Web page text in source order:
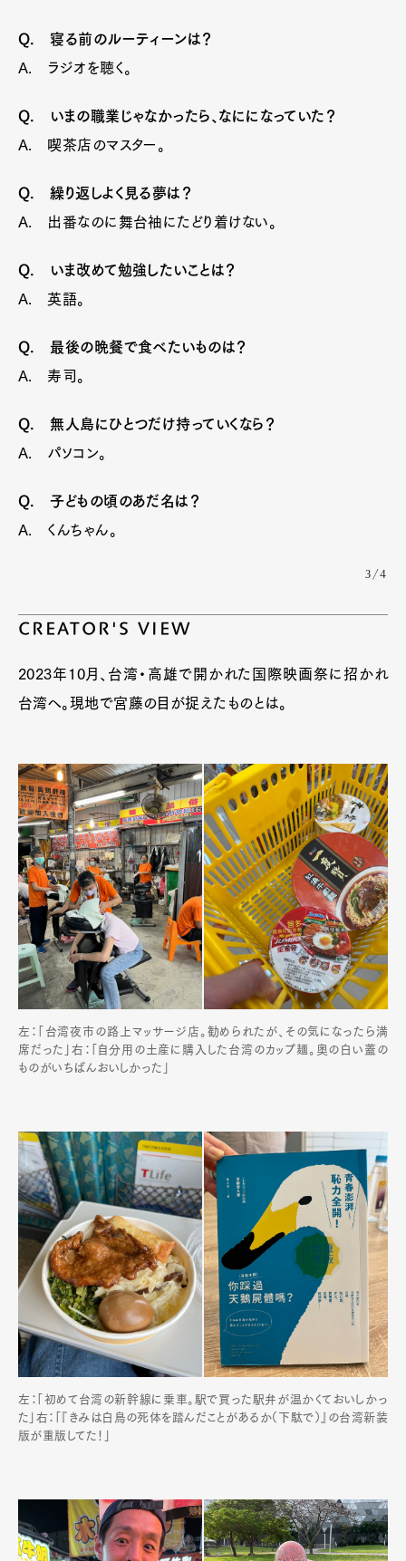
Art&DesignWatch Fashion
Q. 寝る前のルーティーンは？
A. ラジオを聴く。
Q. いまの職業じゃなかったら、なにになっていた？
A. 喫茶店のマスター。
Q. 繰り返しよく見る夢は？
A. 出番なのに舞台袖にたどり着けない。
Q. いま改めて勉強したいことは？
A. 英語。
Q. 最後の晩餐で食べたいものは？
A. 寿司。
Q. 無人島にひとつだけ持っていくなら？
A. パソコン。
Q. 子どもの頃のあだ名は？
A. くんちゃん。
3/4
CREATOR'S VIEW
2023年10月、台湾・高雄で開かれた国際映画祭に招かれ
台湾へ。現地で宮藤の目が捉えたものとは。
左：「台湾夜市の路上マッサージ店。勧められたが、その気になったら満
席だった」右：「自分用の土産に購入した台湾のカップ麺。奥の白い蓋の
ものがいちばんおいしかった」
左：「初めて台湾の新幹線に乗車。駅で買った駅弁が温かくておいしかっ
た」右：「『きみは白鳥の死体を踏んだことがあるか（下駄で）』の台湾新装
版が重版してた！」